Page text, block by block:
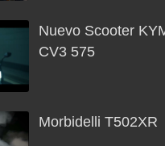
Nuevo Scooter
CV3 575
Morbidelli T502XR